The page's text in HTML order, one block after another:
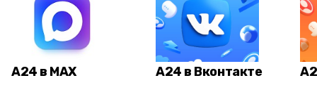
А24 в MAX А24 в Вконтакте